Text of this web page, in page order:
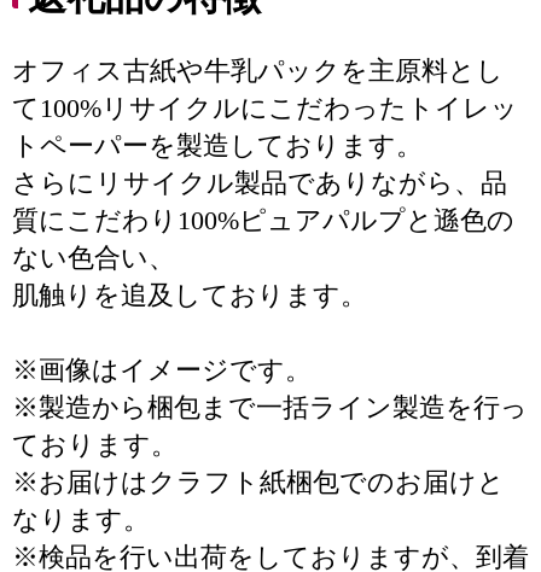
オフィス古紙や牛乳パックを主原料とし
て100%リサイクルにこだわったトイレッ
トペーパーを製造しております。
さらにリサイクル製品でありながら、品
質にこだわり100%ピュアパルプと遜色の
ない色合い、
肌触りを追及しております。
※画像はイメージです。
※製造から梱包まで一括ライン製造を行っ
ております。
※お届けはクラフト紙梱包でのお届けと
なります。
※検品を行い出荷をしておりますが、到着